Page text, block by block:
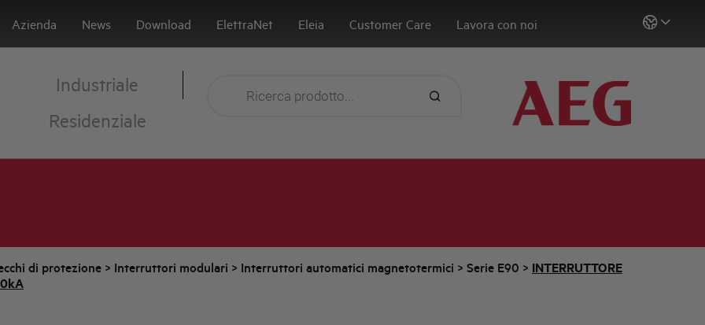
Azienda News Download ElettraNet Eleia Customer Care Lavora con noi
Industriale
Residenziale
di protezione > Interruttori modulari > Interruttori automatici magnetotermici > Serie E90 > INTERRUTTORE